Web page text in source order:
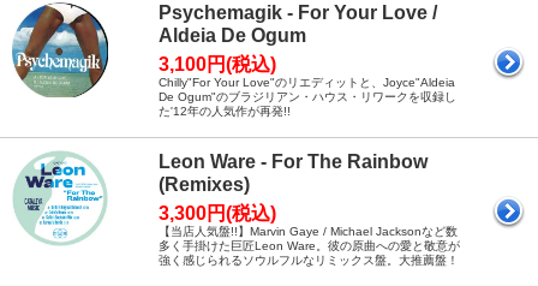
Psychemagik - For Your Love /
Aldeia De Ogum
3,100円(税込)
Chilly"For Your Love"のリエディットと、Joyce"Aldeia
De Ogum"のブラジリアン・ハウス・リワークを収録し
た'12年の人気作が再発!!
Leon Ware - For The Rainbow
(Remixes)
3,300円(税込)
【当店人気盤!!】Marvin Gaye / Michael Jacksonなど数
多く手掛けた巨匠Leon Ware。彼の原曲への愛と敬意が
強く感じられるソウルフルなリミックス盤。大推薦盤！